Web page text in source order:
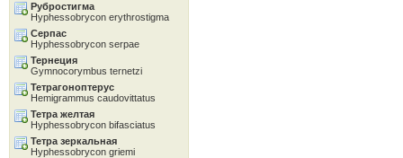
Рубростигма
Hyphessobrycon erythrostigma
Серпас
Hyphessobrycon serpae
Тернеция
Gymnocorymbus ternetzi
Тетрагоноптерус
Hemigrammus caudovittatus
Тетра желтая
Hyphessobrycon bifasciatus
Тетра зеркальная
Hyphessobrycon griemi